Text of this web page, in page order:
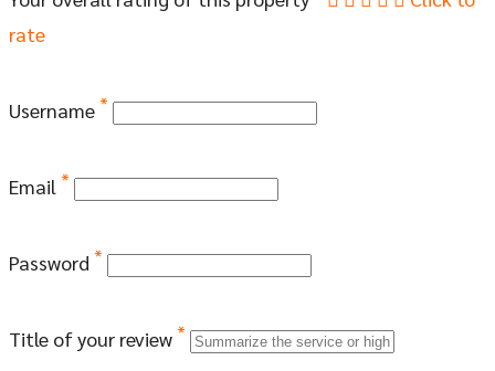
rate
Username *
Email *
Password *
Title of your review *